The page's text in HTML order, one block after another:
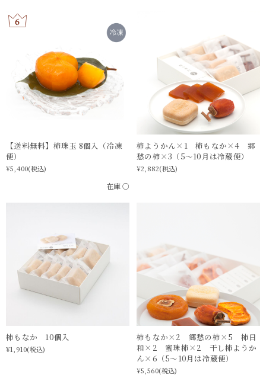
【送料無料】柿珠玉 8個入（冷凍
便）
¥5,400(税込)
在庫 ○
柿ようかん×1 柿もなか×4 郷
愁の柿×3（5〜10月は冷蔵便）
¥2,882(税込)
柿もなか 10個入
¥1,910(税込)
柿もなか×2 郷愁の柿×5 柿日
和×2 蜜珠柿×2 干し柿ようか
ん×6（5〜10月は冷蔵便）
¥5,560(税込)